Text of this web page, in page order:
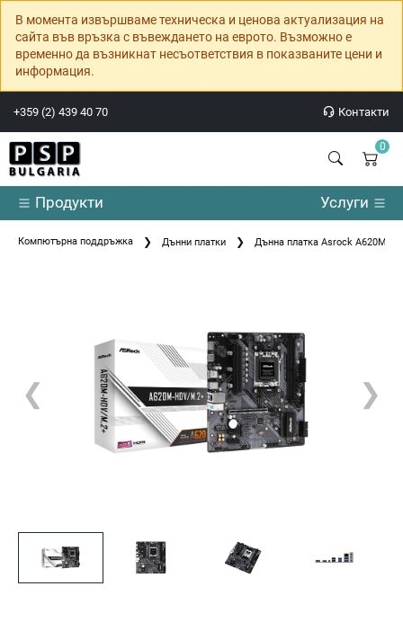
В момента извършваме техническа и ценова актуализация на
сайта във връзка с въвеждането на еврото. Възможно е
временно да възникнат несъответствия в показваните цени и
информация.
+359 (2) 439 40 70 Контакти
0
Продукти Услуги
Компютърна поддръжка Дънни платки Дънна платка Asrock A620M-
❮ ❯